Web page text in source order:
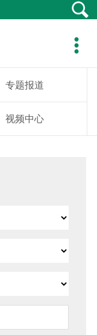

专题报道
视频中心